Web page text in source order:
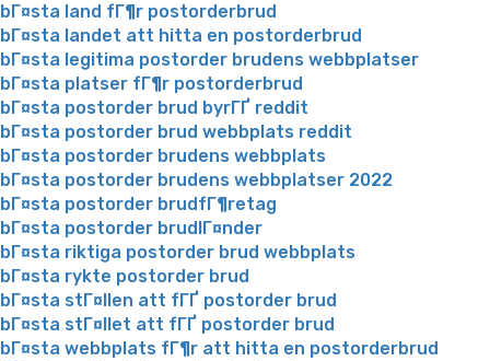
bГ¤sta land fГ¶r postorderbrud
bГ¤sta landet att hitta en postorderbrud
bГ¤sta legitima postorder brudens webbplatser
bГ¤sta platser fГ¶r postorderbrud
bГ¤sta postorder brud byrГҐ reddit
bГ¤sta postorder brud webbplats reddit
bГ¤sta postorder brudens webbplats
bГ¤sta postorder brudens webbplatser 2022
bГ¤sta postorder brudfГ¶retag
bГ¤sta postorder brudlГ¤nder
bГ¤sta riktiga postorder brud webbplats
bГ¤sta rykte postorder brud
bГ¤sta stГ¤llen att fГҐ postorder brud
bГ¤sta stГ¤llet att fГҐ postorder brud
bГ¤sta webbplats fГ¶r att hitta en postorderbrud